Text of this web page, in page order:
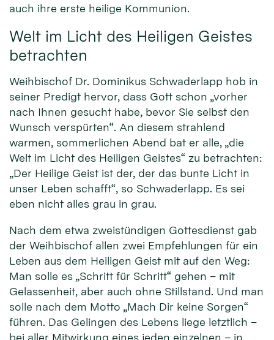
auch ihre erste heilige Kommunion.
Welt im Licht des Heiligen Geistes
betrachten
Weihbischof Dr. Dominikus Schwaderlapp hob in
seiner Predigt hervor, dass Gott schon „vorher
nach Ihnen gesucht habe, bevor Sie selbst den
Wunsch verspürten“. An diesem strahlend
warmen, sommerlichen Abend bat er alle, „die
Welt im Licht des Heiligen Geistes“ zu betrachten:
„Der Heilige Geist ist der, der das bunte Licht in
unser Leben schafft“, so Schwaderlapp. Es sei
eben nicht alles grau in grau.
Nach dem etwa zweistündigen Gottesdienst gab
der Weihbischof allen zwei Empfehlungen für ein
Leben aus dem Heiligen Geist mit auf den Weg:
Man solle es „Schritt für Schritt“ gehen – mit
Gelassenheit, aber auch ohne Stillstand. Und man
solle nach dem Motto „Mach Dir keine Sorgen“
führen. Das Gelingen des Lebens liege letztlich –